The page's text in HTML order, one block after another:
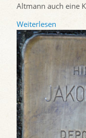
Altmann auch eine
Weiterlesen